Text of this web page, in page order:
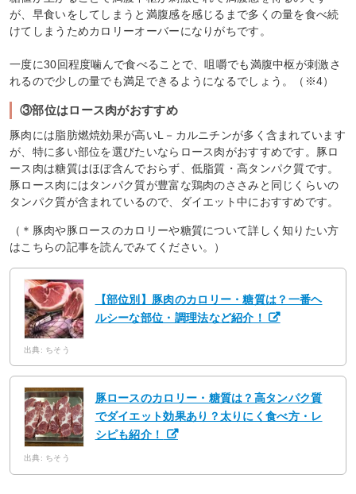
が、早食いをしてしまうと満腹感を感じるまで多くの量を食べ続
けてしまうためカロリーオーバーになりがちです。
一度に30回程度噛んで食べることで、咀嚼でも満腹中枢が刺激さ
れるので少しの量でも満足できるようになるでしょう。（※4）
③部位はロース肉がおすすめ
豚肉には脂肪燃焼効果が高いL－カルニチンが多く含まれています
が、特に多い部位を選びたいならロース肉がおすすめです。豚ロ
ース肉は糖質はほぼ含んでおらず、低脂質・高タンパク質です。
豚ロース肉にはタンパク質が豊富な鶏肉のささみと同じくらいの
タンパク質が含まれているので、ダイエット中におすすめです。
（＊豚肉や豚ロースのカロリーや糖質について詳しく知りたい方
はこちらの記事を読んでみてください。）
【部位別】豚肉のカロリー・糖質は？一番ヘ
ルシーな部位・調理法など紹介！
出典: ちそう
豚ロースのカロリー・糖質は？高タンパク質
でダイエット効果あり？太りにく食べ方・レ
シピも紹介！
出典: ちそう